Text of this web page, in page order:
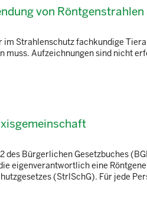
von Röntgenstrahlen
Strahlenschutz fachkundige
muss. Aufzeichnungen sind nicht
des Bürgerlichen Gesetzbuches
eigenverantwortlich eine
(StrlSchG). Für jede